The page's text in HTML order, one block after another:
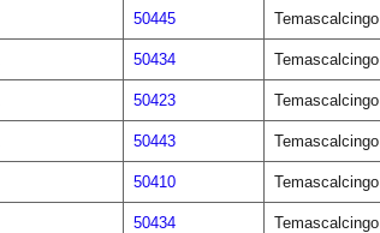
50445 Temascalcingo
50434 Temascalcingo
50423 Temascalcingo
50443 Temascalcingo
50410 Temascalcingo
50434 Temascalcingo